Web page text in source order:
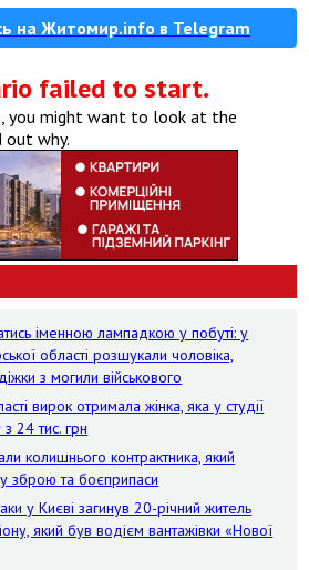
на Житомир.info в Telegram
failed to start.
you might want to look at the
out why.
іменною лампадкою у побуті: у
області розшукали чоловіка,
з могили військового
вирок отримала жінка, яка у студії
24 тис. грн
колишнього контрактника, який
зброю та боєприпаси
у Києві загинув 20-річний житель
який був водієм вантажівки «Нової